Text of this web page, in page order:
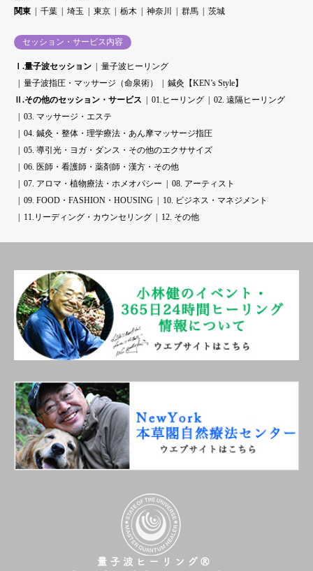
関東
千葉 埼玉 東京 栃木 神奈川 群馬 茨城
セッション・サービス内容
Ⅰ.量子波セッション
量子波ヒーリング
量子波指圧・マッサージ（命泉術）
鍼灸【KEN’s Style】
Ⅱ.その他のセッション・サービス
01.ヒーリング
02. 遠隔ヒーリング
03. マッサージ・エステ
04. 鍼灸・整体・理学療法・あん摩マッサージ指圧
05. 導引光・ヨガ・ダンス・その他のエクササイズ
06. 医師・看護師・薬剤師・漢方・その他
07. アロマ・植物療法・ホメオパシー
08. アーティスト
09. FOOD・FASHION・HOUSING
10. ビジネス・マネジメント
11.リーディング・カウンセリング
12. その他